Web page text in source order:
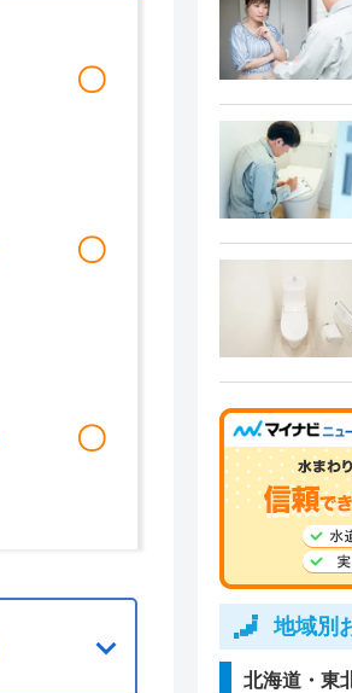
〇 ー
〇
〇
4.8
（410件）
地域別
北海道・東